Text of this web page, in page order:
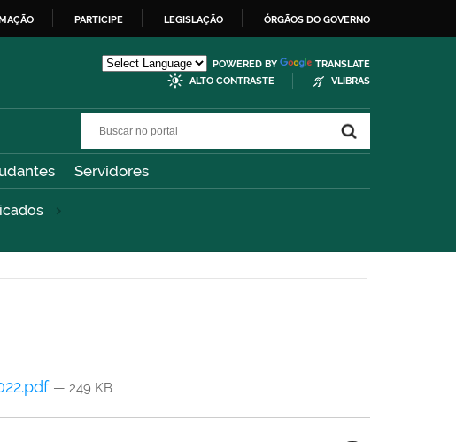
PARTICIPE LEGISLAÇÃO ÓRGÃOS DO GOVERNO
POWERED BY
TRANSLATE
ALTO CONTRASTE
VLIBRAS
Servidores
— 249 KB